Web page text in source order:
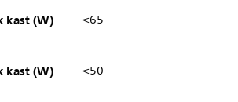
kast (W)
<65
kast (W)
<50